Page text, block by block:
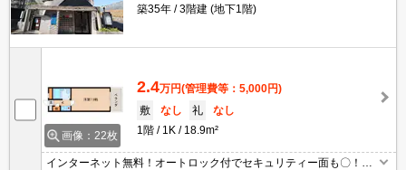
築35年
3階建 (地下1階)
画像：22枚
2.4万円(管理費等：5,000円)
敷
なし 礼
なし
1階
1K 18.9m²
インターネット無料！オートロック付でセキュリティー面も〇！東